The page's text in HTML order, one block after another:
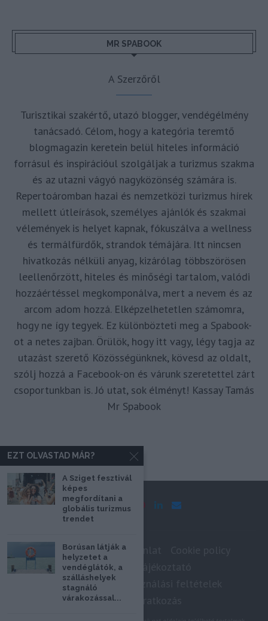
MR SPABOOK
A Szerzőről
Turisztikai szakértő, utazó blogger, vendégélmény
tanácsadó. Célom, hogy a kategória teremtő
blogmagazin keretein belül hiteles információ
forrásul és inspirációul szolgáljak a turizmus szakma
és az utazni vágyó nagyközönség számára is.
Repertoáromban hazai és nemzetközi turizmus hírek
mellett útleírások, személyes ajánlók és szakmai
vélemények is helyet kapnak, fókuszálva a wellness
és termálfürdők, strandok témájára. Itt nincsen
hivatkozás nélküli anyag, kizárólag többszörösen
leellenőrzött, hiteles és minőségi tartalom, valódi
hozzáértéssel megkomponálva, mert a nevem és az
arcom adom hozzá. Elképzelhetetlen számomra,
hogy ne így tegyek. Ez különbözteti meg a Spabook-
ot a netes zajban. Örülök, hogy itt vagy, légy tagja az
utazást szerető Közösségünknek, kövesd az oldalt,
szólj hozzá a Facebook-on és várunk szeretettel zárt
csoportunkban is. Jó utat, sok élményt! Kassay Tamás
Mr Spabook
Impresszum Médiaajánlat
Adatkezelési tájékoztató
Szerzői jogok, felhasználási feltételek
Hírlevél feliratkozás
EZT OLVASTAD MÁR?
A Sziget fesztivál
képes
megfordítani a
globális turizmus
trendet
Borúsan látják a
helyzetet a
vendéglátók, a
szálláshelyek
stagnáló
várakozással...